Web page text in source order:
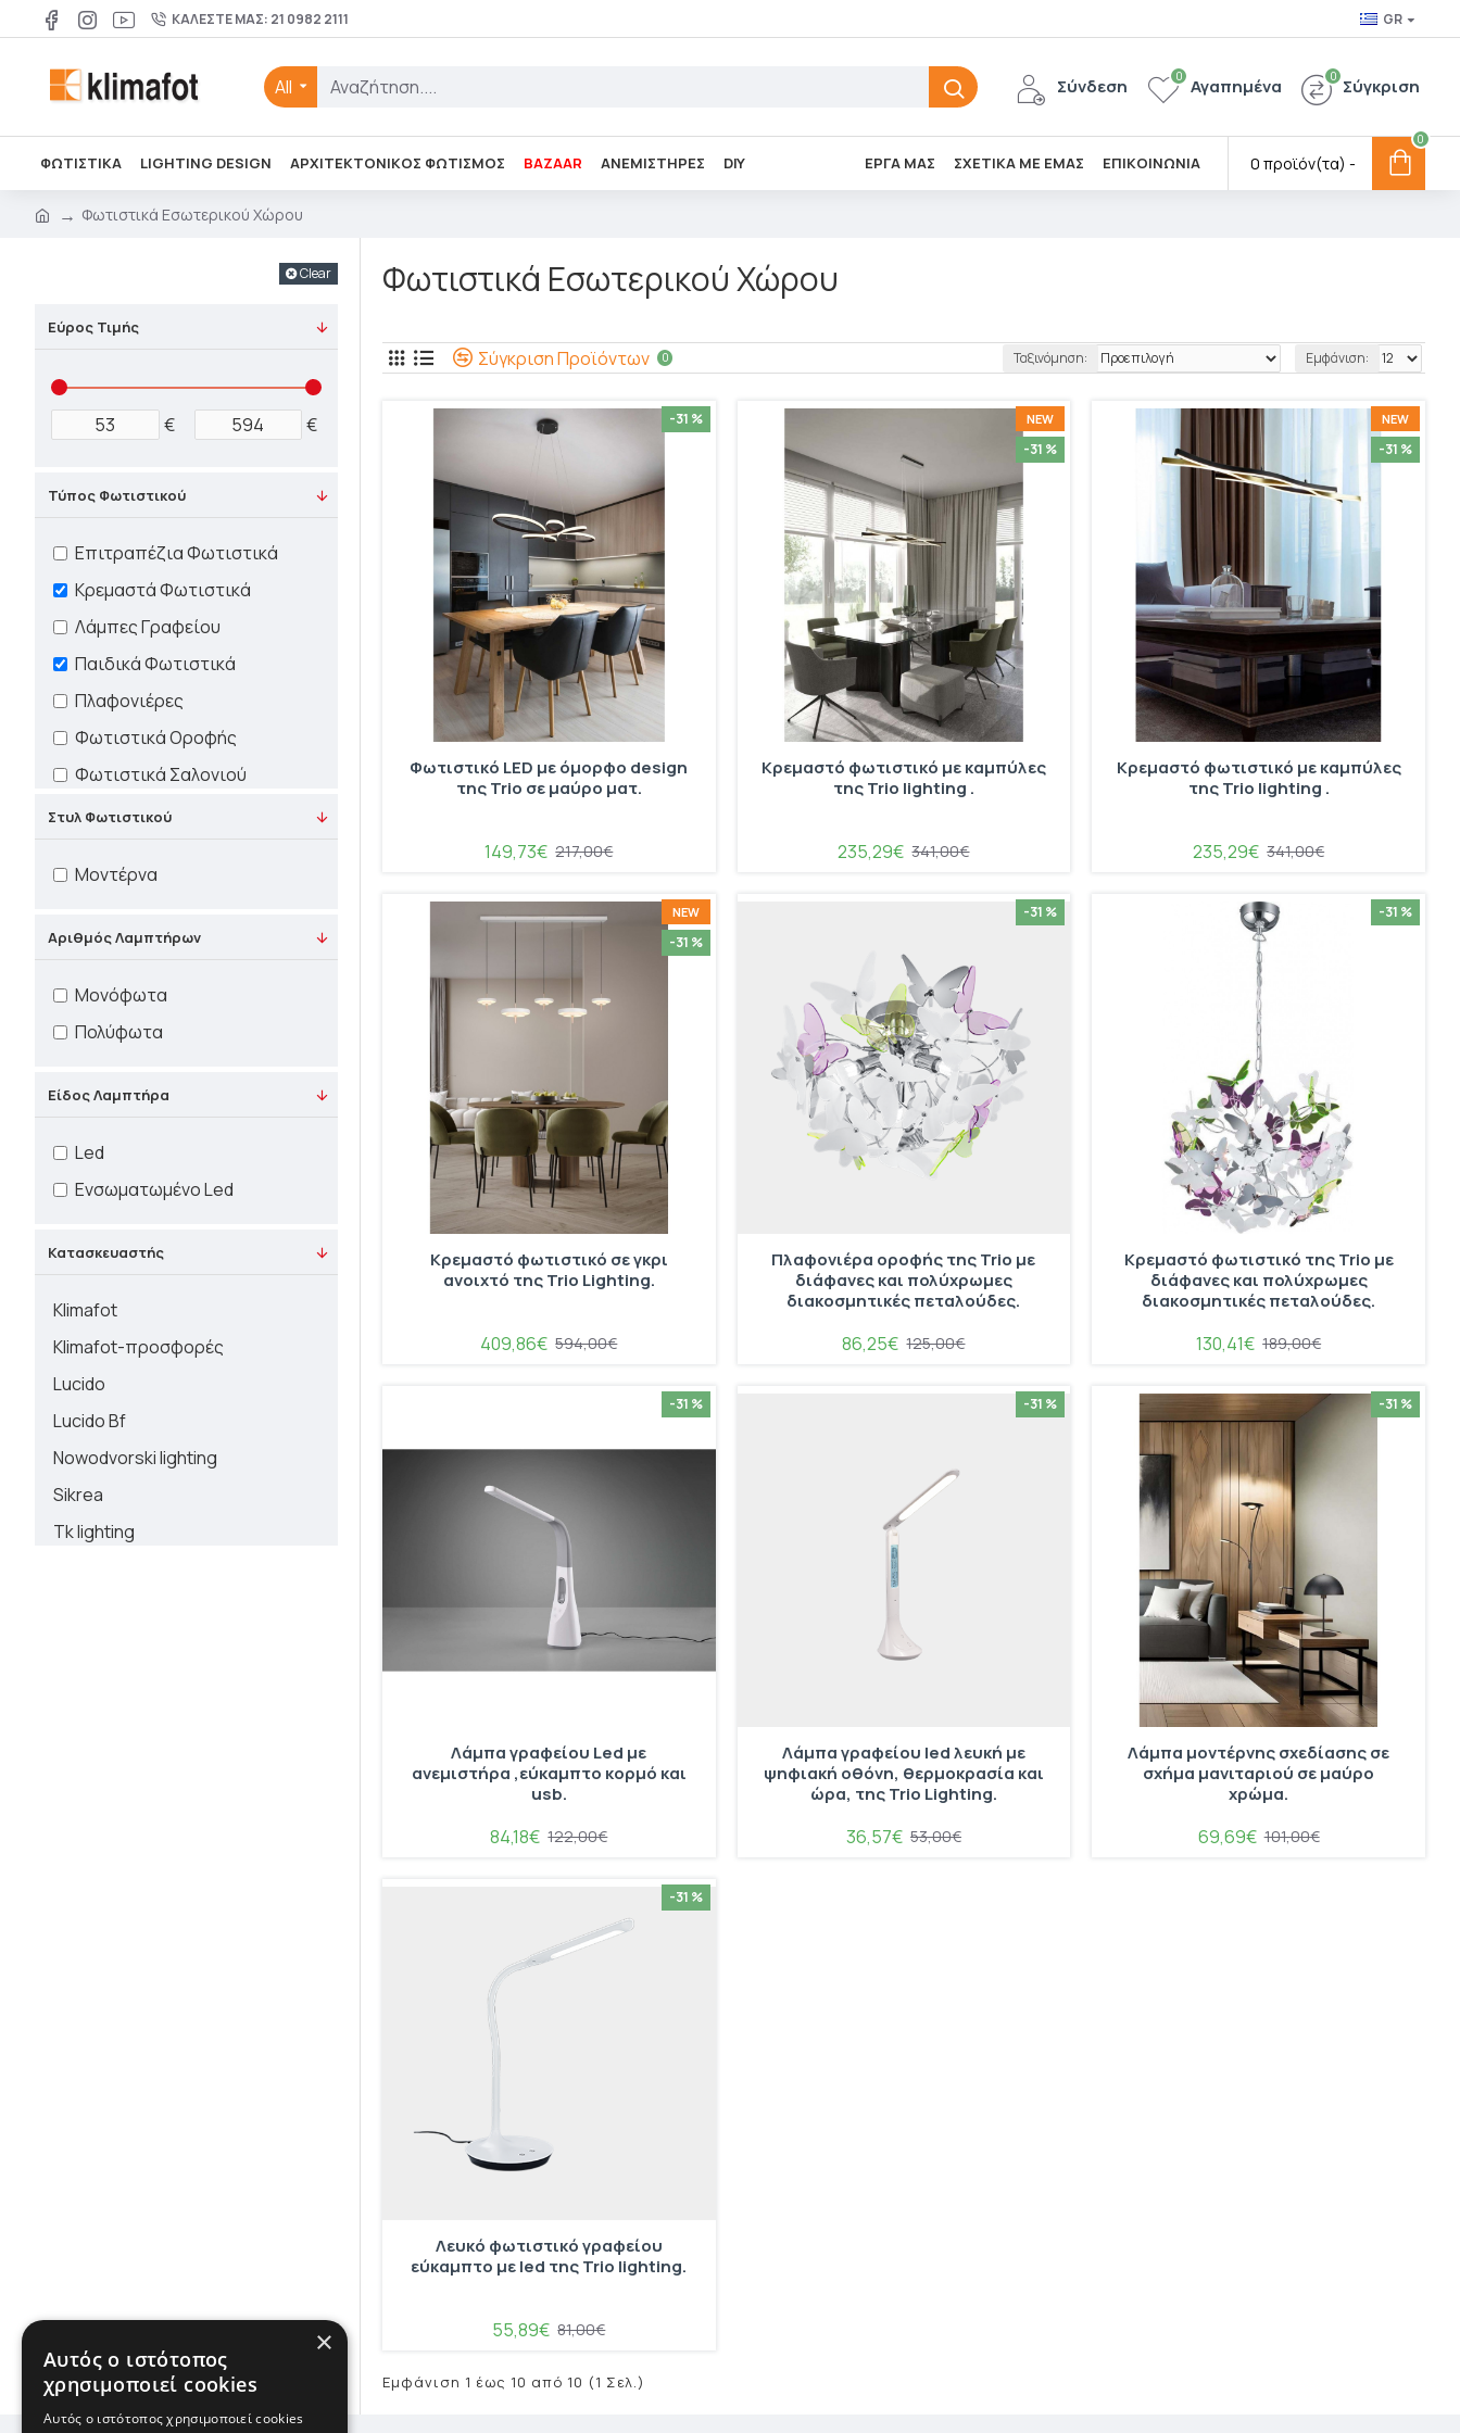
ΚΑΛΈΣΤΕ ΜΑΣ: 21 0982 2111 GR
All Σύνδεση Αγαπημένα
0 Σύγκριση
0
ΦΩΤΙΣΤΙΚΑ LIGHTING DESIGN ΑΡΧΙΤΕΚΤΟΝΙΚΌΣ ΦΩΤΙΣΜΌΣ BAZAAR ΑΝΕΜΙΣΤΉΡΕΣ DIY ΈΡΓΑ ΜΑΣ ΣΧΕΤΙΚΑ ΜΕ ΕΜΑΣ ΕΠΙΚΟΙΝΩΝΙΑ 0 προϊόν(τα) -
0
Φωτιστικά Εσωτερικού Χώρου
Clear
Εύρος Τιμής
€ €
Κατασκευαστής
Klimafot
Klimafot-προσφορές
Lucido
Lucido Bf
Nowodvorski lighting
Sikrea
Tk lighting
Είδος Λαμπτήρα
Led
Ενσωματωμένο Led
Τύπος Φωτιστικού
Επιτραπέζια Φωτιστικά
Κρεμαστά Φωτιστικά
Λάμπες Γραφείου
Παιδικά Φωτιστικά
Πλαφονιέρες
Φωτιστικά Οροφής
Φωτιστικά Σαλονιού
Φωτιστικά Υπνοδωματίου
Καθρέφτες
Αριθμός Λαμπτήρων
Μονόφωτα
Πολύφωτα
Στυλ Φωτιστικού
Μοντέρνα
Φωτιστικά Εσωτερικού Χώρου
Σύγκριση Προϊόντων 0 Ταξινόμηση: Εμφάνιση:
-31 %
Φωτιστικό LED με όμορφο design
της Trio σε μαύρο ματ.
149,73€ 217,00€
NEW
-31 %
Κρεμαστό φωτιστικό με καμπύλες
της Trio lighting .
235,29€ 341,00€
NEW
-31 %
Κρεμαστό φωτιστικό με καμπύλες
της Trio lighting .
235,29€ 341,00€
NEW
-31 %
Κρεμαστό φωτιστικό σε γκρι
ανοιχτό της Trio Lighting.
409,86€ 594,00€
-31 %
Πλαφονιέρα οροφής της Trio με
διάφανες και πολύχρωμες
διακοσμητικές πεταλούδες.
86,25€ 125,00€
-31 %
Κρεμαστό φωτιστικό της Trio με
διάφανες και πολύχρωμες
διακοσμητικές πεταλούδες.
130,41€ 189,00€
-31 %
Λάμπα γραφείου Led με
ανεμιστήρα ,εύκαμπτο κορμό και
usb.
84,18€ 122,00€
-31 %
Λάμπα γραφείου led λευκή με
ψηφιακή οθόνη, θερμοκρασία και
ώρα, της Trio Lighting.
36,57€ 53,00€
-31 %
Λάμπα μοντέρνης σχεδίασης σε
σχήμα μανιταριού σε μαύρο
χρώμα.
69,69€ 101,00€
-31 %
Λευκό φωτιστικό γραφείου
εύκαμπτο με led της Trio lighting.
55,89€ 81,00€
Εμφάνιση 1 έως 10 από 10 (1 Σελ.)
×
Αυτός ο ιστότοπος
χρησιμοποιεί cookies
Αυτός ο ιστότοπος χρησιμοποιεί cookies